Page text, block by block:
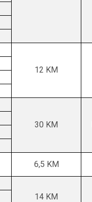
12 KM
30 KM
6,5 KM
14 KM